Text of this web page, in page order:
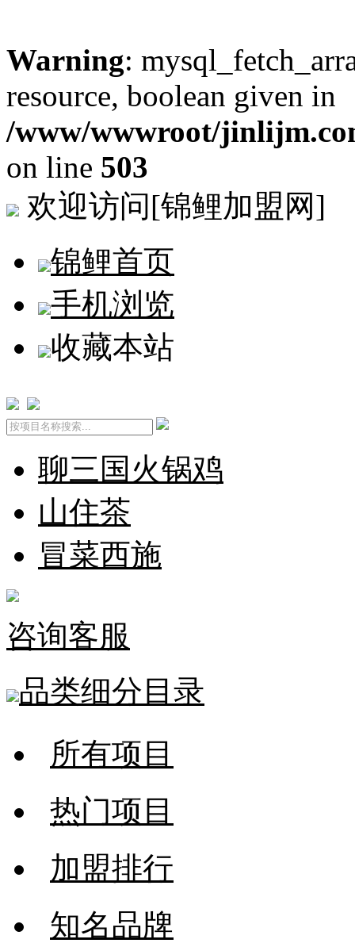
Warning:
resource, boolean given in
/www/wwwroot/
on line 503
欢迎访问[锦鲤加盟网]
锦鲤首页
手机浏览
收藏本站
聊三国火锅鸡
山住茶
冒菜西施
咨询客服
品类细分目录
所有项目
热门项目
加盟排行
知名品牌